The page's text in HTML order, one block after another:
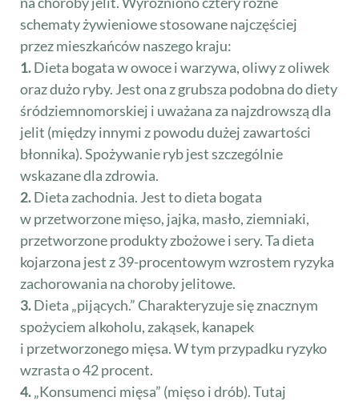
schematy żywieniowe stosowane najczęściej
przez mieszkańców naszego kraju:
1.Dieta bogata w owoce i warzywa, oliwy z oliwek
oraz dużo ryby. Jest ona z grubsza podobna do diety
śródziemnomorskiej i uważana za najzdrowszą dla
jelit (między innymi z powodu dużej zawartości
błonnika). Spożywanie ryb jest szczególnie
wskazane dla zdrowia.
2.Dieta zachodnia. Jest to dieta bogata
w przetworzone mięso, jajka, masło, ziemniaki,
przetworzone produkty zbożowe i sery. Ta dieta
kojarzona jest z 39-procentowym wzrostem ryzyka
zachorowania na choroby jelitowe.
3.Dieta „pijących.” Charakteryzuje się znacznym
spożyciem alkoholu, zakąsek, kanapek
i przetworzonego mięsa. W tym przypadku ryzyko
wzrasta o 42 procent.
4.„Konsumenci mięsa” (mięso i drób). Tutaj